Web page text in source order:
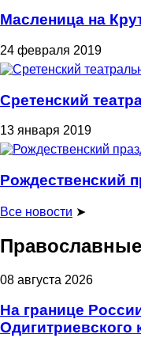
Масленица на
24 февраля 2019
Сретенский
13 января 2019
Рождественский
Все новости ➤
08 августа 2026
На границе
Одигитриевского